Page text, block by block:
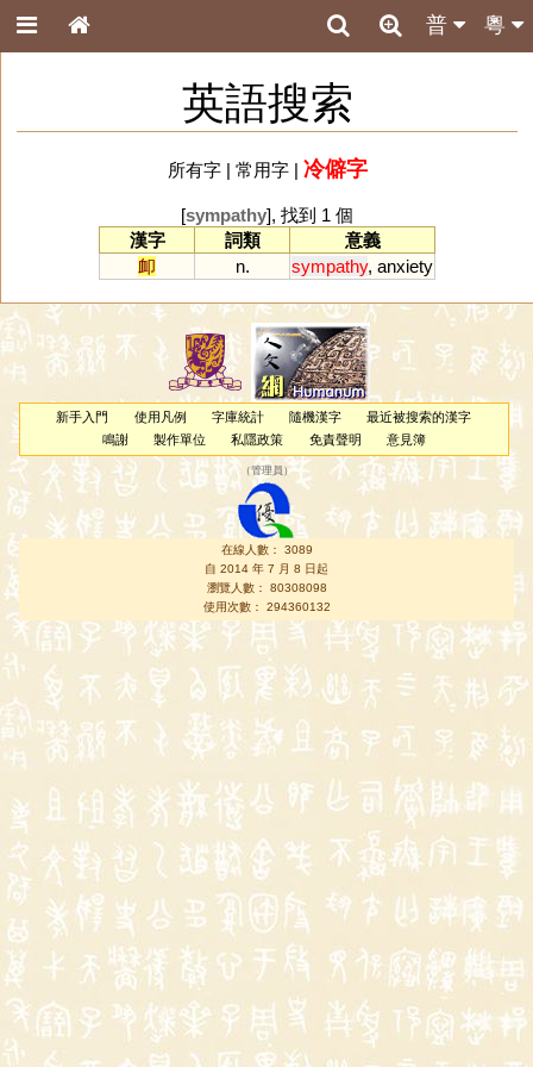
粵
普
英語搜索
所有字| 常用字| 冷僻字
[sympathy], 找到 1 個
漢字
詞類
意義
卹
n. sympathy, anxiety
新手入門 使用凡例 字庫統計 隨機漢字
最近被搜索的漢字
鳴謝
製作單位 私隱政策 免責聲明 意見簿
（管理員 ）
在線人數： 3089
自 2014 年 7 月 8 日起
瀏覽人數： 80308098
使用次數： 294360132